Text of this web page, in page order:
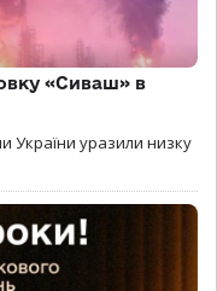
«Сиваш» в
України уразили низку